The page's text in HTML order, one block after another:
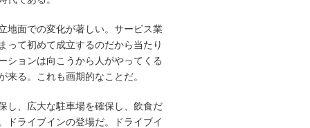
地面での変化が著しい。サービス業
って初めて成立するのだから当たり
ションは向こうから人がやってくる
る。これも画期的なことだ。
し、広大な駐車場を確保し、飲食だ
ドライブインの登場だ。ドライブイ